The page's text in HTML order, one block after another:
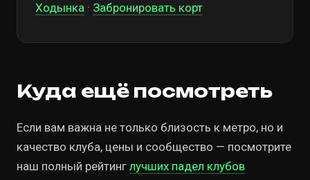
Ходынка · Забронировать корт
Куда ещё посмотреть
Если вам важна не только близость к метро, но и
качество клуба, цены и сообщество — посмотрите
наш полный рейтинг лучших падел клубов